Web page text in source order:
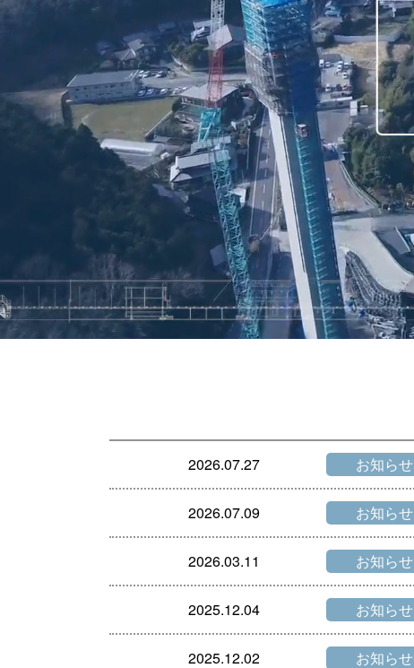
2026.07.27 お知らせ
2026.07.09 お知らせ
2026.03.11 お知らせ
2025.12.04 お知らせ
2025.12.02 お知らせ